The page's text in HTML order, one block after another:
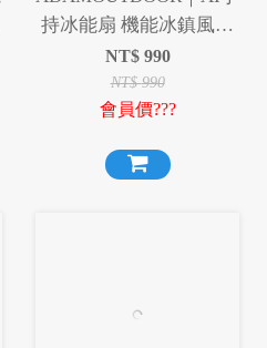
持冰能扇 機能冰鎮風扇
掛繩 冰鎮風扇 風扇 手持
風扇 桌扇 冰鎮
NT$ 990
NT$990
會員價???